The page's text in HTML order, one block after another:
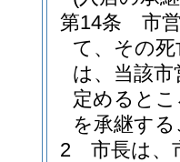
第14条
市
て、その
は、当該
定めると
を承継す
2
市長は、